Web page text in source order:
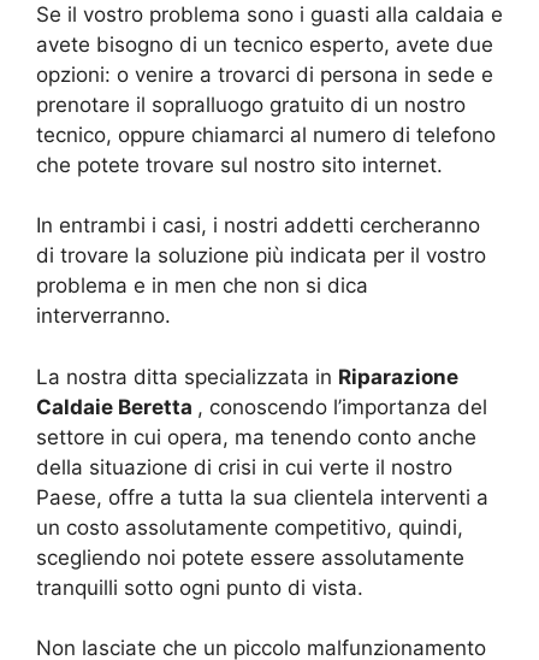
Se il vostro problema sono i guasti alla caldaia e
avete bisogno di un tecnico esperto, avete due
opzioni: o venire a trovarci di persona in sede e
prenotare il sopralluogo gratuito di un nostro
tecnico, oppure chiamarci al numero di telefono
che potete trovare sul nostro sito internet.
In entrambi i casi, i nostri addetti cercheranno
di trovare la soluzione più indicata per il vostro
problema e in men che non si dica
interverranno.
La nostra ditta specializzata in Riparazione
Caldaie Beretta , conoscendo l’importanza del
settore in cui opera, ma tenendo conto anche
della situazione di crisi in cui verte il nostro
Paese, offre a tutta la sua clientela interventi a
un costo assolutamente competitivo, quindi,
scegliendo noi potete essere assolutamente
tranquilli sotto ogni punto di vista.
Non lasciate che un piccolo malfunzionamento